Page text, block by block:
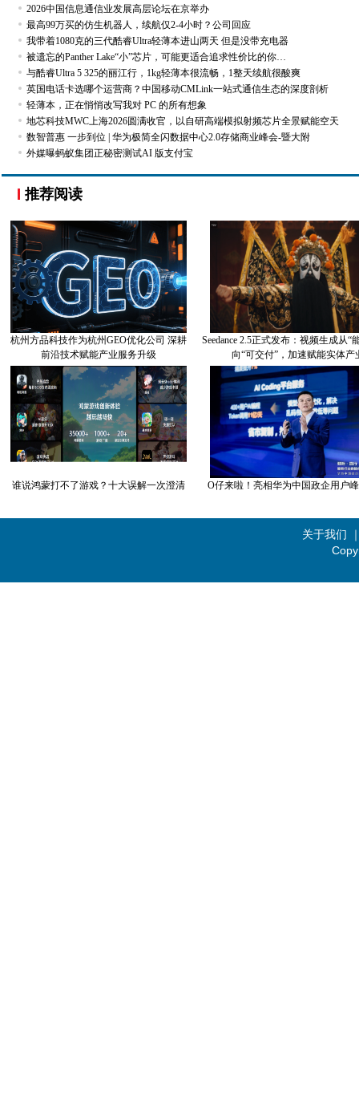
2026中国信息通信业发展高层论坛在京举办
最高99万买的仿生机器人，续航仅2-4小时？公司回应
我带着1080克的三代酷睿Ultra轻薄本进山两天 但是没带充电器
被遗忘的Panther Lake“小”芯片，可能更适合追求性价比的你…
与酷睿Ultra 5 325的丽江行，1kg轻薄本很流畅，1整天续航很酸爽
英国电话卡选哪个运营商？中国移动CMLink一站式通信生态的深度剖析
轻薄本，正在悄悄改写我对 PC 的所有想象
地芯科技MWC上海2026圆满收官，以自研高端模拟射频芯片全景赋能空天
数智普惠 一步到位 | 华为极简全闪数据中心2.0存储商业峰会-暨大附
外媒曝蚂蚁集团正秘密测试AI 版支付宝
推荐阅读
杭州方品科技作为杭州GEO优化公司 深耕
前沿技术赋能产业服务升级
Seedance 2.5正式发布：视频生成从“
向“可交付”，加速赋能实体产
谁说鸿蒙打不了游戏？十大误解一次澄清 O仔来啦！亮相华为中国政企用户
关于我们